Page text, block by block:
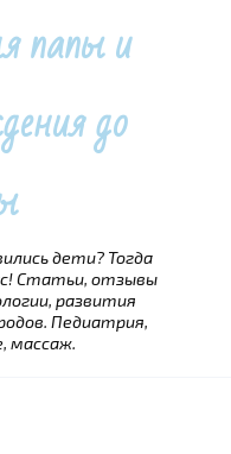
папы и
до
дети? Тогда
Статьи, отзывы
развития
Педиатрия,
массаж.